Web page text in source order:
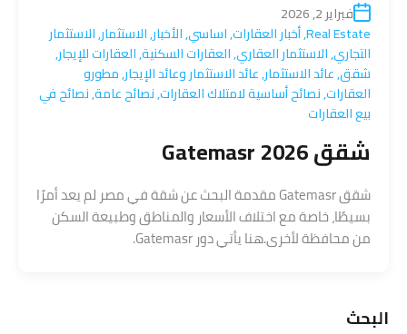
فبراير 2, 2026
Real Estate
,أخبار العقارات,اساسي,الأخبار,الاستثمار,الاستثمار
التجاري,الاستثمار العقاري,العقارات السكنية,العقارات للإيجار,
شقق,عائد الاستثمار,عائد الاستثمار وعائد الإيجار,مطورو
العقارات,نصائح أساسية لامتلاك العقارات,نصائح عامة,نصائح في
بيع العقارات
شقق Gatemasr 2026
شقق Gatemasr مقدمة البحث عن شقة في مصر لم يعد أمرًا
بسيطًا، خاصة مع اختلاف الأسعار والمناطق وطبيعة السكن
من محافظة لأخرى.هنا يأتي دور Gatemasr.
البحث